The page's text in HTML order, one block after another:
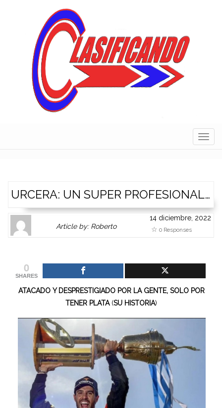
URCERA: UN SUPER PROFESIONAL…
Author
Gravatar
link
Author
Article by: Roberto
or
other
works.
admin
14 diciembre, 2022
0 Responses
0
SHARES
ATACADO Y DESPRESTIGIADO POR LA GENTE, SOLO POR
TENER PLATA(SU HISTORIA)